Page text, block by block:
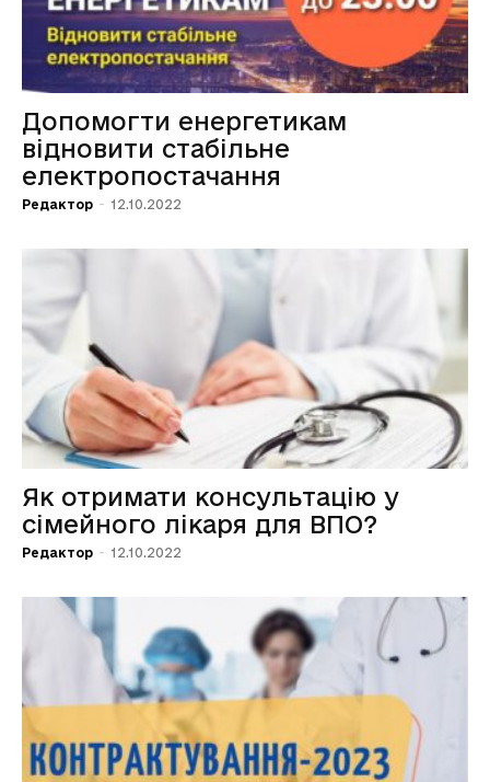
Допомогти енергетикам
відновити стабільне
електропостачання
Редактор - 12.10.2022
Як отримати консультацію у
сімейного лікаря для ВПО?
Редактор - 12.10.2022